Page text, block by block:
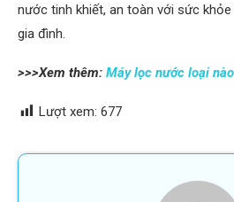
nước tinh khiết, an toàn với sức
gia đình.
>>>Xem thêm: Máy lọc nước loại
Lượt xem: 677